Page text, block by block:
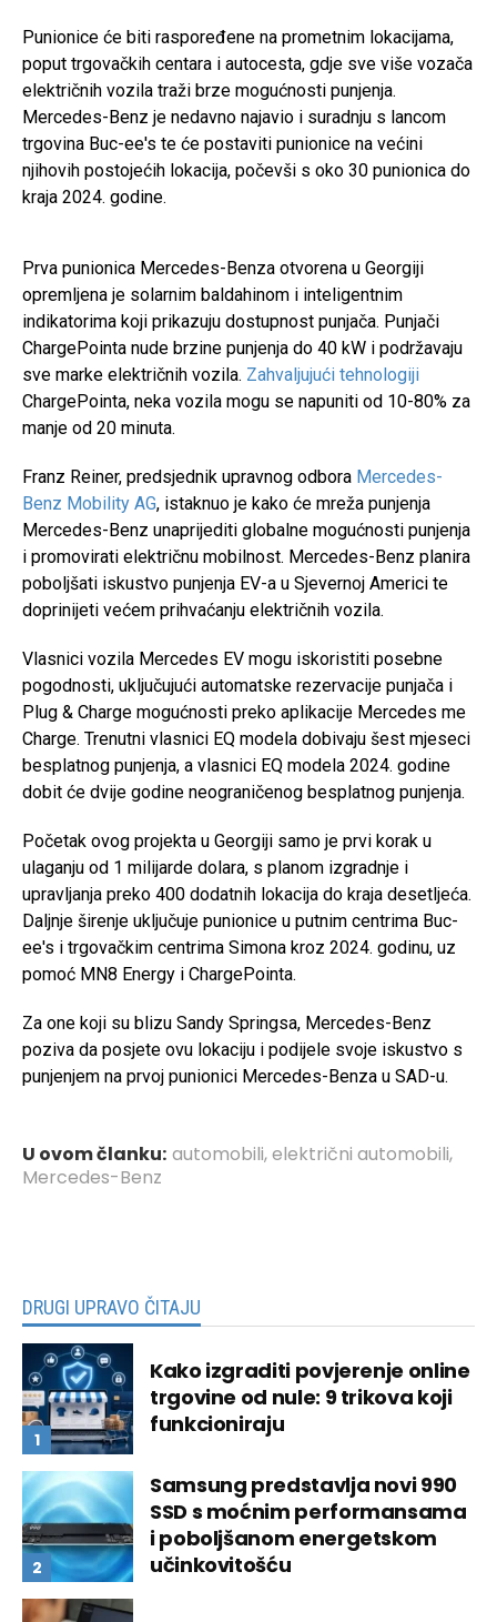
Punionice će biti raspoređene na prometnim lokacijama,
poput trgovačkih centara i autocesta, gdje sve više vozača
električnih vozila traži brze mogućnosti punjenja.
Mercedes-Benz je nedavno najavio i suradnju s lancom
trgovina Buc-ee's te će postaviti punionice na većini
njihovih postojećih lokacija, počevši s oko 30 punionica do
kraja 2024. godine.
Prva punionica Mercedes-Benza otvorena u Georgiji
opremljena je solarnim baldahinom i inteligentnim
indikatorima koji prikazuju dostupnost punjača. Punjači
ChargePointa nude brzine punjenja do 40 kW i podržavaju
sve marke električnih vozila. Zahvaljujući tehnologiji
ChargePointa, neka vozila mogu se napuniti od 10-80% za
manje od 20 minuta.
Franz Reiner, predsjednik upravnog odbora Mercedes-
Benz Mobility AG, istaknuo je kako će mreža punjenja
Mercedes-Benz unaprijediti globalne mogućnosti punjenja
i promovirati električnu mobilnost. Mercedes-Benz planira
poboljšati iskustvo punjenja EV-a u Sjevernoj Americi te
doprinijeti većem prihvaćanju električnih vozila.
Vlasnici vozila Mercedes EV mogu iskoristiti posebne
pogodnosti, uključujući automatske rezervacije punjača i
Plug & Charge mogućnosti preko aplikacije Mercedes me
Charge. Trenutni vlasnici EQ modela dobivaju šest mjeseci
besplatnog punjenja, a vlasnici EQ modela 2024. godine
dobit će dvije godine neograničenog besplatnog punjenja.
Početak ovog projekta u Georgiji samo je prvi korak u
ulaganju od 1 milijarde dolara, s planom izgradnje i
upravljanja preko 400 dodatnih lokacija do kraja desetljeća.
Daljnje širenje uključuje punionice u putnim centrima Buc-
ee's i trgovačkim centrima Simona kroz 2024. godinu, uz
pomoć MN8 Energy i ChargePointa.
Za one koji su blizu Sandy Springsa, Mercedes-Benz
poziva da posjete ovu lokaciju i podijele svoje iskustvo s
punjenjem na prvoj punionici Mercedes-Benza u SAD-u.
U ovom članku: automobili,električni automobili,
Mercedes-Benz
DRUGI UPRAVO ČITAJU
Kako izgraditi povjerenje online
trgovine od nule: 9 trikova koji
funkcioniraju
Samsung predstavlja novi 990
SSD s moćnim performansama
i poboljšanom energetskom
učinkovitošću